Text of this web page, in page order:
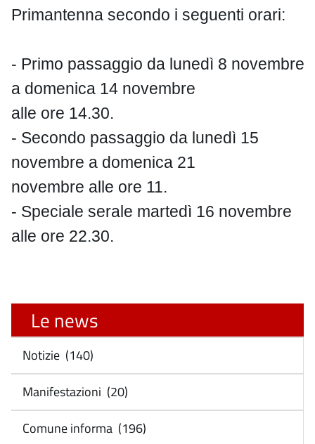
Primantenna secondo i seguenti orari:
- Primo passaggio da lunedì 8 novembre
a domenica 14 novembre
alle ore 14.30.
- Secondo passaggio da lunedì 15
novembre a domenica 21
novembre alle ore 11.
- Speciale serale martedì 16 novembre
alle ore 22.30.
Le news
Notizie (140)
Manifestazioni (20)
Comune informa (196)